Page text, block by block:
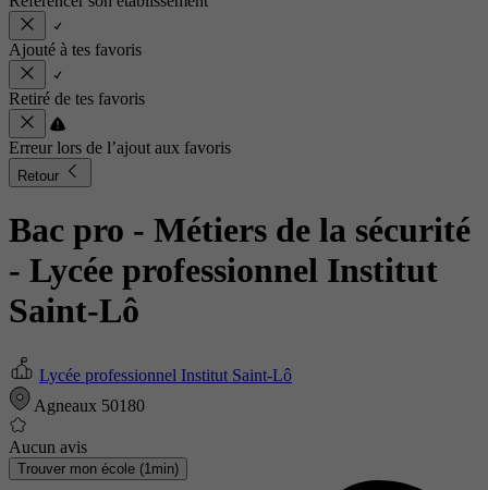
Ajouté à tes favoris
Retiré de tes favoris
Erreur lors de l’ajout aux favoris
Retour
Bac pro - Métiers de la sécurité
- Lycée professionnel Institut
Saint-Lô
Lycée professionnel Institut Saint-Lô
Agneaux 50180
Aucun avis
Trouver mon école (1min)